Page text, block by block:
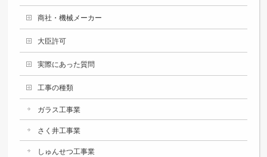
商社・機械メーカー
大臣許可
実際にあった質問
工事の種類
ガラス工事業
さく井工事業
しゅんせつ工事業